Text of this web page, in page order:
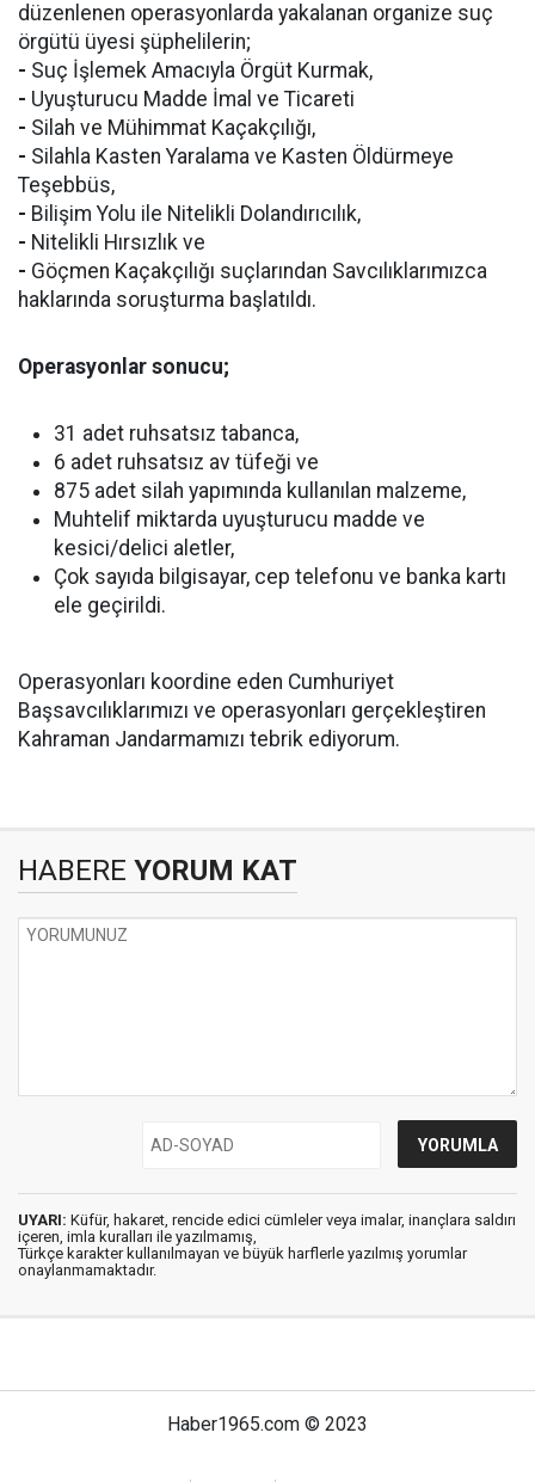
düzenlenen operasyonlarda yakalanan organize suç
örgütü üyesi şüphelilerin;
- Suç İşlemek Amacıyla Örgüt Kurmak,
- Uyuşturucu Madde İmal ve Ticareti
- Silah ve Mühimmat Kaçakçılığı,
- Silahla Kasten Yaralama ve Kasten Öldürmeye
Teşebbüs,
- Bilişim Yolu ile Nitelikli Dolandırıcılık,
- Nitelikli Hırsızlık ve
- Göçmen Kaçakçılığı suçlarından Savcılıklarımızca
haklarında soruşturma başlatıldı.
Operasyonlar sonucu;
31 adet ruhsatsız tabanca,
6 adet ruhsatsız av tüfeği ve
875 adet silah yapımında kullanılan malzeme,
Muhtelif miktarda uyuşturucu madde ve
kesici/delici aletler,
Çok sayıda bilgisayar, cep telefonu ve banka kartı
ele geçirildi.
Operasyonları koordine eden Cumhuriyet
Başsavcılıklarımızı ve operasyonları gerçekleştiren
Kahraman Jandarmamızı tebrik ediyorum.
HABERE YORUM KAT
UYARI: Küfür, hakaret, rencide edici cümleler veya imalar, inançlara saldırı
içeren, imla kuralları ile yazılmamış,
Türkçe karakter kullanılmayan ve büyük harflerle yazılmış yorumlar
onaylanmamaktadır.
Haber1965.com © 2023